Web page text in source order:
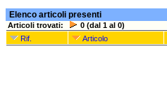
Elenco articoli presenti
Articoli trovati:
0 (dal 1 al 0)
Rif.
Articolo